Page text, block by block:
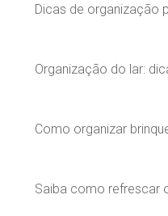
Dicas de organização
Organização do lar:
Como organizar
Saiba como refrescar